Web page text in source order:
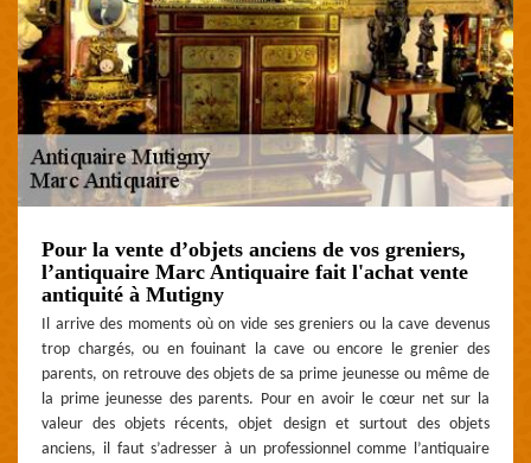
Pour la vente d’objets anciens de vos greniers,
l’antiquaire Marc Antiquaire fait l'achat vente
antiquité à Mutigny
Il arrive des moments où on vide ses greniers ou la cave devenus
trop chargés, ou en fouinant la cave ou encore le grenier des
parents, on retrouve des objets de sa prime jeunesse ou même de
la prime jeunesse des parents. Pour en avoir le cœur net sur la
valeur des objets récents, objet design et surtout des objets
anciens, il faut s’adresser à un professionnel comme l’antiquaire